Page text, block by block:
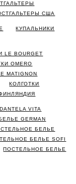
США
КУПАЛЬНИКИ
LE BOURGET
OMERO
MATIGNON
КОЛГОТКИ
VITA
GERMAN
БЕЛЬЕ
БЕЛЬЕ SOFI
ПОСТЕЛЬНОЕ БЕЛЬЕ